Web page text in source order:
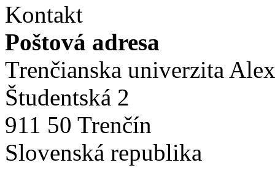
Kontakt
Poštová adresa
Trenčianska univerzita
Študentská 2
911 50 Trenčín
Slovenská republika